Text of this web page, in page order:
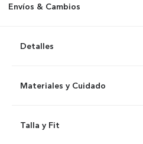
Envíos & Cambios
Detalles
Materiales y Cuidado
Talla y Fit